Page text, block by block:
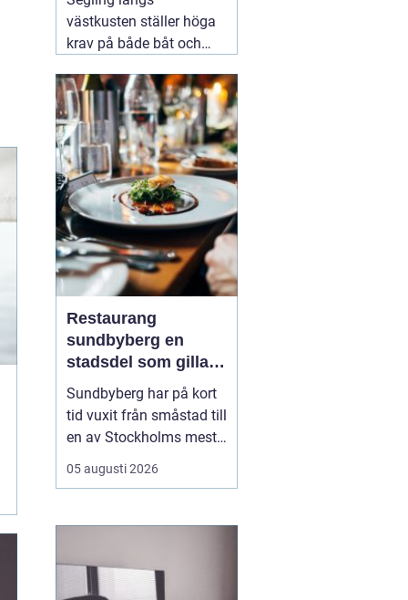
västkusten ställer höga
krav på både båt och
skiftar snabbt, sjön
bygger upp brantare
vågor än i skärgårdar
innanför, och säsongen
lockar allt från
semesterseglare till
målmedvetna
kappseglare. För den
som08 augusti 2026
Restaurang
sundbyberg en
stadsdel som gillar
mat, sport och
spontana möten
Sundbyberg har på kort
tid vuxit från småstad till
en av Stockholms mest
levande knutpunkter.
Med nya bostäder,
kommunikationer har
tagit fart. Här blandas
kvarterskrogar, trendiga
05 augusti 2026